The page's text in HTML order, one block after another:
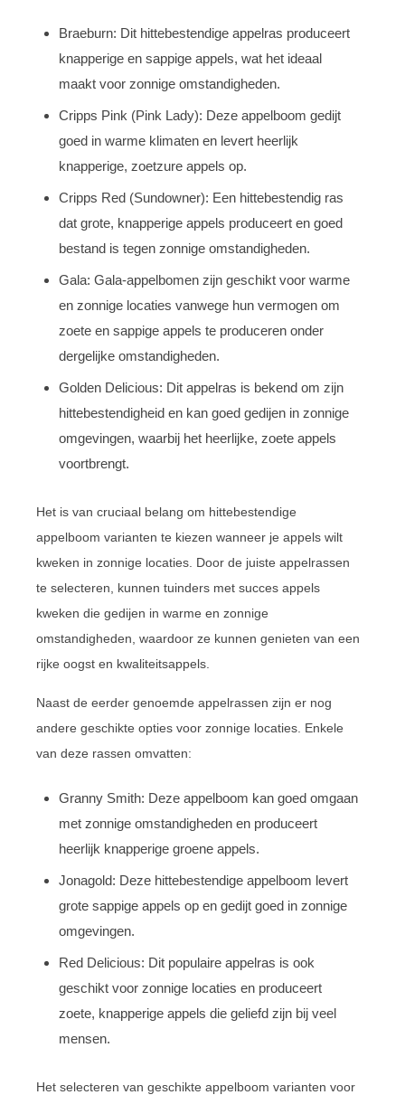
Braeburn: Dit hittebestendige appelras produceert
knapperige en sappige appels, wat het ideaal
maakt voor zonnige omstandigheden.
Cripps Pink (Pink Lady): Deze appelboom gedijt
goed in warme klimaten en levert heerlijk
knapperige, zoetzure appels op.
Cripps Red (Sundowner): Een hittebestendig ras
dat grote, knapperige appels produceert en goed
bestand is tegen zonnige omstandigheden.
Gala: Gala-appelbomen zijn geschikt voor warme
en zonnige locaties vanwege hun vermogen om
zoete en sappige appels te produceren onder
dergelijke omstandigheden.
Golden Delicious: Dit appelras is bekend om zijn
hittebestendigheid en kan goed gedijen in zonnige
omgevingen, waarbij het heerlijke, zoete appels
voortbrengt.
Het is van cruciaal belang om hittebestendige
appelboom varianten te kiezen wanneer je appels wilt
kweken in zonnige locaties. Door de juiste appelrassen
te selecteren, kunnen tuinders met succes appels
kweken die gedijen in warme en zonnige
omstandigheden, waardoor ze kunnen genieten van een
rijke oogst en kwaliteitsappels.
Naast de eerder genoemde appelrassen zijn er nog
andere geschikte opties voor zonnige locaties. Enkele
van deze rassen omvatten:
Granny Smith: Deze appelboom kan goed omgaan
met zonnige omstandigheden en produceert
heerlijk knapperige groene appels.
Jonagold: Deze hittebestendige appelboom levert
grote sappige appels op en gedijt goed in zonnige
omgevingen.
Red Delicious: Dit populaire appelras is ook
geschikt voor zonnige locaties en produceert
zoete, knapperige appels die geliefd zijn bij veel
mensen.
Het selecteren van geschikte appelboom varianten voor